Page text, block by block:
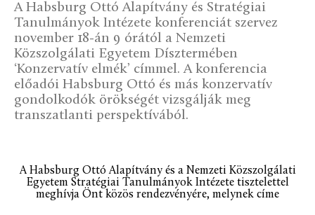
A Habsburg Ottó Alapítvány és Stratégiai
Tanulmányok Intézete konferenciát szervez
november 18-án 9 órától a Nemzeti
Közszolgálati Egyetem Dísztermében
‘Konzervatív elmék’ címmel. A konferencia
előadói Habsburg Ottó és más konzervatív
gondolkodók örökségét vizsgálják meg
transzatlanti perspektívából.
A Habsburg Ottó Alapítvány és a Nemzeti Közszolgálati
Egyetem Stratégiai Tanulmányok Intézete tisztelettel
meghívja Önt közös rendezvényére, melynek címe